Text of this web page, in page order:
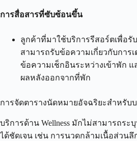
การสื่อสารที่ซับซ้อนขึ้น
ลูกค้าที่มาใช้บริการรีสอร์ตเพื่อรับ
สามารถรับข้อความเกี่ยวกับการ
ข้อความเช็กอินระหว่างเข้าพัก
ผลหลังออกจากที่พัก
การจัดตารางนัดหมายอัจฉริยะสำหรับบ
บริการด้าน Wellness มักไม่สามารถระ
ได้ชัดเจน เช่น การนวดกล้ามเนื้อส่วนลึ